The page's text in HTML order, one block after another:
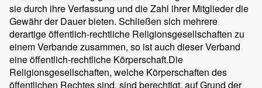
sie durch ihre Verfassung und die Zahl ihrer Mitglieder die
Gewähr der Dauer bieten. Schließen sich mehrere
derartige öffentlich-rechtliche Religionsgesellschaften zu
einem Verbande zusammen, so ist auch dieser Verband
eine öffentlich-rechtliche Körperschaft.Die
Religionsgesellschaften, welche Körperschaften des
öffentlichen Rechtes sind, sind berechtigt, auf Grund der